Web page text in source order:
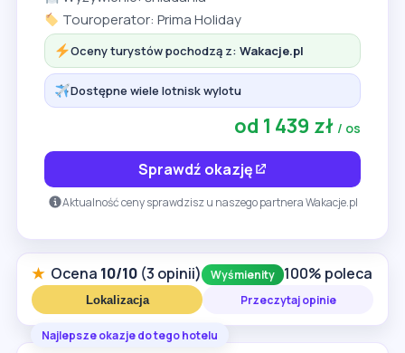
Touroperator: Prima Holiday
Oceny turystów pochodzą z:Wakacje.pl
Dostępne wiele lotnisk wylotu
od 1 439 zł / os
Sprawdź okazję
Aktualność ceny sprawdzisz u naszego partnera Wakacje.pl
★ Ocena 10/10 (3 opinii) Wyśmienity 100% poleca
Lokalizacja Przeczytaj opinie
Najlepsze okazje do tego hotelu